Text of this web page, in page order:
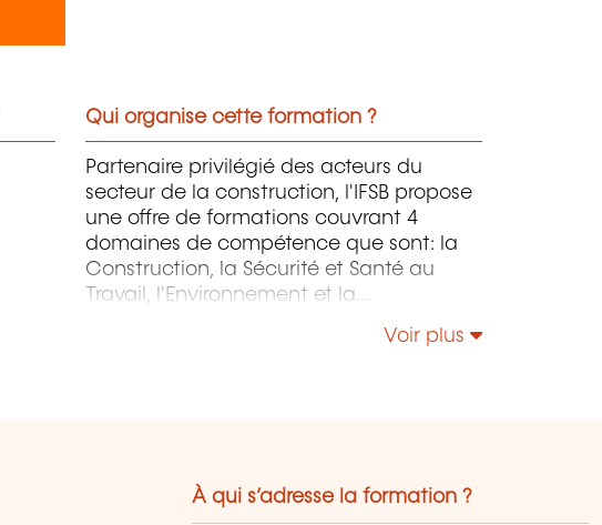
Qui organise cette formation ?
Partenaire privilégié des acteurs du
secteur de la construction, l'IFSB propose
une offre de formations couvrant 4
domaines de compétence que sont: la
Construction, la Sécurité et Santé au
Travail, l'Environnement et la
Voir plus
À qui s’adresse la formation ?